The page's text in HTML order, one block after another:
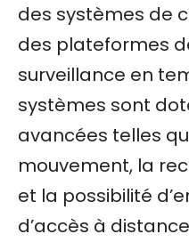
des systèmes de
des plateformes
surveillance en
systèmes sont
avancées telles
mouvement, la
et la possibilité
d’accès à